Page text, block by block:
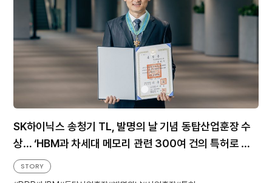
SK하이닉스 송청기 TL, 발명의 날 기념 동탑산업훈장 수
상… ‘HBM과 차세대 메모리 관련 300여 건의 특허로 기
술 혁신 기여’
STORY